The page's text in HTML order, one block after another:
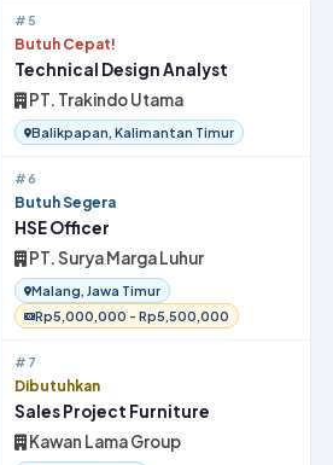
#5
Butuh Cepat!
Technical Design Analyst
PT. Trakindo Utama
Balikpapan, Kalimantan Timur
#6
Butuh Segera
HSE Officer
PT. Surya Marga Luhur
Malang, Jawa Timur
Rp5,000,000 - Rp5,500,000
#7
Dibutuhkan
Sales Project Furniture
Kawan Lama Group